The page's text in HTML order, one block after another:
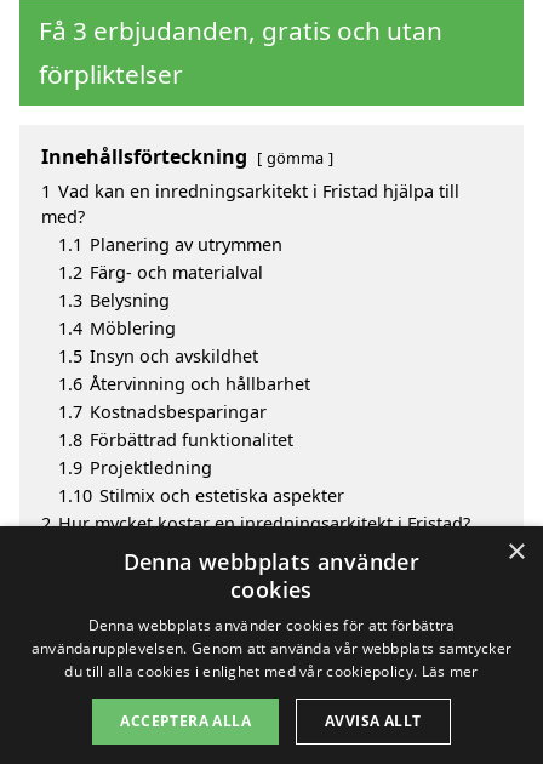
Få 3 erbjudanden, gratis och utan
förpliktelser
Innehållsförteckning gömma
1 Vad kan en inredningsarkitekt i Fristad hjälpa till
med?
1.1 Planering av utrymmen
1.2 Färg- och materialval
1.3 Belysning
1.4 Möblering
1.5 Insyn och avskildhet
1.6 Återvinning och hållbarhet
1.7 Kostnadsbesparingar
1.8 Förbättrad funktionalitet
1.9 Projektledning
1.10 Stilmix och estetiska aspekter
2 Hur mycket kostar en inredningsarkitekt i Fristad?
Fördelar med att välja inredningsarkitekt i Fristad
Sök efter en skicklig inredningsarkitekt i de
omgivande städerna Fristad
Copyright 2026 - Pilanto Aps
Om / kontakt Blogg Webbplatskarta Villkor
×
Denna webbplats använder
cookies
Denna webbplats använder cookies för att förbättra
användarupplevelsen. Genom att använda vår webbplats samtycker
du till alla cookies i enlighet med vår cookiepolicy. Läs mer
ACCEPTERA ALLA AVVISA ALLT